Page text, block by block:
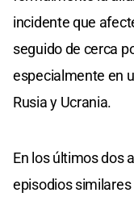
incidente que
seguido de cerca
especialmente en
Rusia y Ucrania.
En los últimos dos
episodios